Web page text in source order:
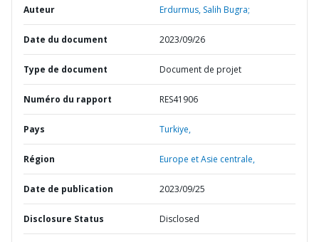
Auteur Erdurmus, Salih Bugra;
Date du document 2023/09/26
Type de document Document de projet
Numéro du rapport RES41906
Pays Turkiye,
Région Europe et Asie centrale,
Date de publication 2023/09/25
Disclosure Status Disclosed